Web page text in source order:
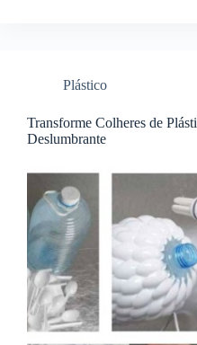
Plástico
Transforme Colheres de
Deslumbrante